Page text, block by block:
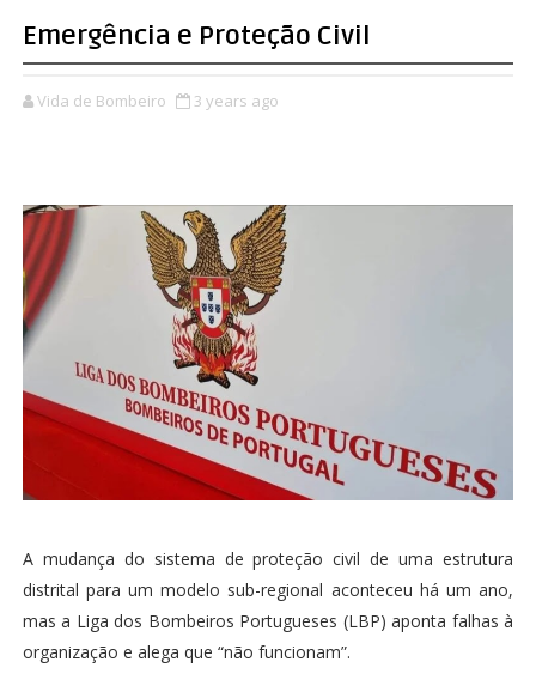
Emergência e Proteção Civil
Vida de Bombeiro 3 years ago
A mudança do sistema de proteção civil de uma estrutura
distrital para um modelo sub-regional aconteceu há um ano,
mas a Liga dos Bombeiros Portugueses (LBP) aponta falhas à
organização e alega que “não funcionam”.